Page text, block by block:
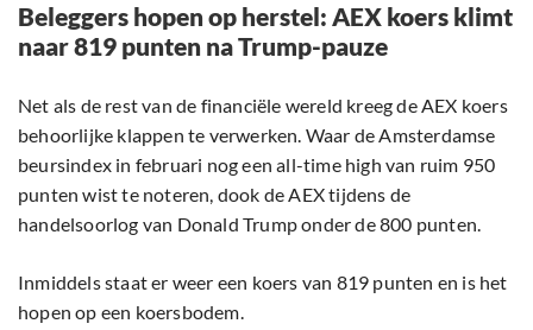
Beleggers hopen op herstel: AEX koers klimt
naar 819 punten na Trump-pauze
Net als de rest van de financiële wereld kreeg de AEX koers
behoorlijke klappen te verwerken. Waar de Amsterdamse
beursindex in februari nog een all-time high van ruim 950
punten wist te noteren, dook de AEX tijdens de
handelsoorlog van Donald Trump onder de 800 punten.
Inmiddels staat er weer een koers van 819 punten en is het
hopen op een koersbodem.